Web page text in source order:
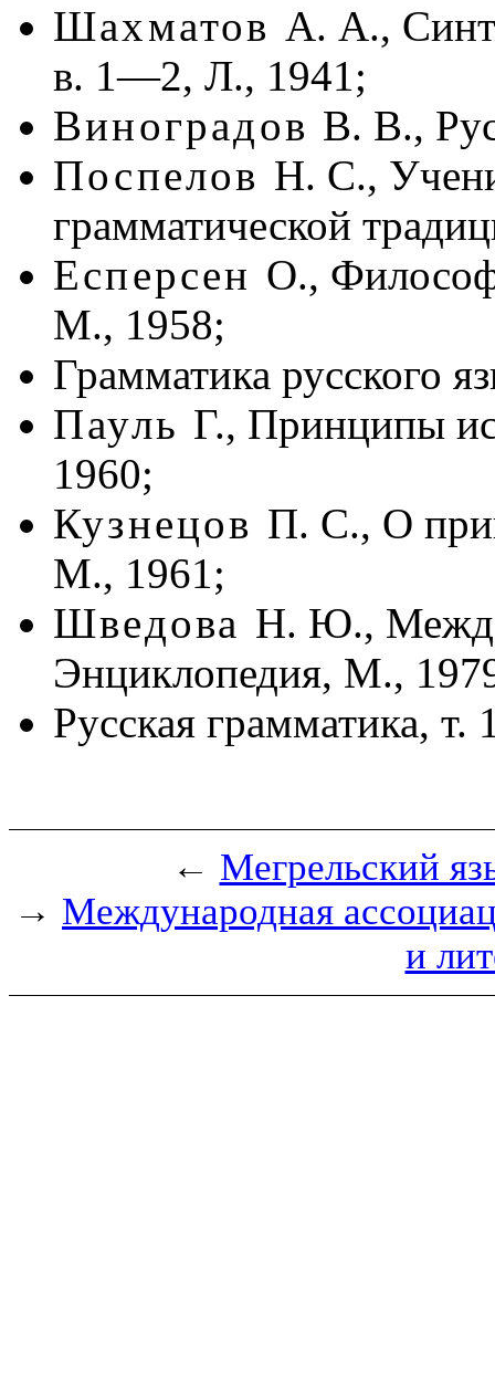
Шахматов А. А.,
в. 1—2, Л., 1941;
Виноградов В. В.,
Поспелов Н. С.,
грамматической
Есперсен О.,
М., 1958;
Грамматика русского
Пауль Г., Принципы
1960;
Кузнецов П. С., О
М., 1961;
Шведова Н. Ю.,
Энциклопедия, М.,
Русская грамматика,
← Мегрельский
→ Международная
и